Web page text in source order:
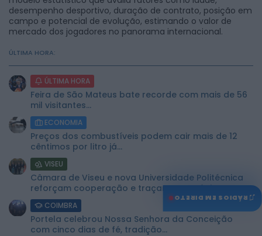
desempenho desportivo, duração de contrato, posição em
campo e potencial de evolução, estimando o valor de
mercado dos jogadores no panorama internacional.
ÚLTIMA HORA:
ÚLTIMA HORA
Feira de São Mateus bate recorde com mais de 56
mil visitantes...
ECONOMIA
Preços dos combustíveis podem cair mais de 12
cêntimos por litro já...
VISEU
Câmara de Viseu e nova Universidade Politécnica
reforçam cooperação e traçam estratégia...
COIMBRA
Portela celebrou Nossa Senhora da Conceição
com cinco dias de fé, tradição...
♫
RÁDIOS EM DIRETO